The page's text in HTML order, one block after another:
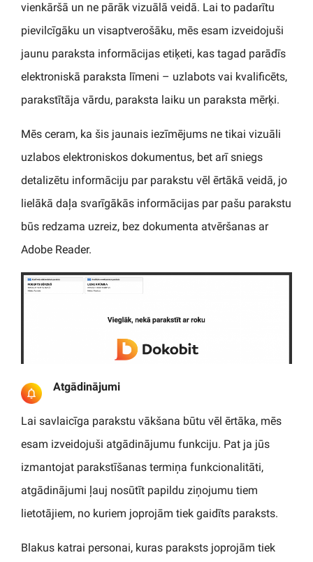
vienkāršā un ne pārāk vizuālā veidā. Lai to padarītu
pievilcīgāku un visaptverošāku, mēs esam izveidojuši
jaunu paraksta informācijas etiķeti, kas tagad parādīs
elektroniskā paraksta līmeni – uzlabots vai kvalificēts,
parakstītāja vārdu, paraksta laiku un paraksta mērķi.
Mēs ceram, ka šis jaunais iezīmējums ne tikai vizuāli
uzlabos elektroniskos dokumentus, bet arī sniegs
detalizētu informāciju par parakstu vēl ērtākā veidā, jo
lielākā daļa svarīgākās informācijas par pašu parakstu
būs redzama uzreiz, bez dokumenta atvēršanas ar
Adobe Reader.
Atgādinājumi
Lai savlaicīga parakstu vākšana būtu vēl ērtāka, mēs
esam izveidojuši atgādinājumu funkciju. Pat ja jūs
izmantojat parakstīšanas termiņa funkcionalitāti,
atgādinājumi ļauj nosūtīt papildu ziņojumu tiem
lietotājiem, no kuriem joprojām tiek gaidīts paraksts.
Blakus katrai personai, kuras paraksts joprojām tiek